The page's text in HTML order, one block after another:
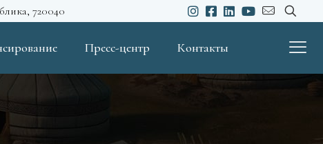
720040
Пресс-центр Контакты